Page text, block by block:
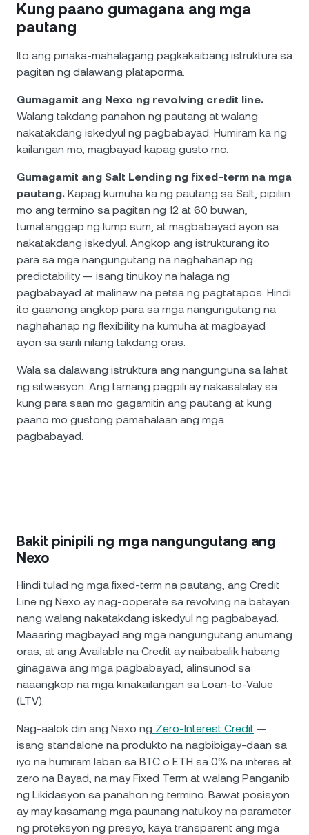
Kung paano gumagana ang mga
pautang
Ito ang pinaka-mahalagang pagkakaibang istruktura sa
pagitan ng dalawang plataporma.
Gumagamit ang Nexo ng revolving credit line.
Walang takdang panahon ng pautang at walang
nakatakdang iskedyul ng pagbabayad. Humiram ka ng
kailangan mo, magbayad kapag gusto mo.
Gumagamit ang Salt Lending ng fixed-term na mga
pautang. Kapag kumuha ka ng pautang sa Salt, pipiliin
mo ang termino sa pagitan ng 12 at 60 buwan,
tumatanggap ng lump sum, at magbabayad ayon sa
nakatakdang iskedyul. Angkop ang istrukturang ito
para sa mga nangungutang na naghahanap ng
predictability — isang tinukoy na halaga ng
pagbabayad at malinaw na petsa ng pagtatapos. Hindi
ito gaanong angkop para sa mga nangungutang na
naghahanap ng flexibility na kumuha at magbayad
ayon sa sarili nilang takdang oras.
Wala sa dalawang istruktura ang nangunguna sa lahat
ng sitwasyon. Ang tamang pagpili ay nakasalalay sa
kung para saan mo gagamitin ang pautang at kung
paano mo gustong pamahalaan ang mga
pagbabayad.
Bakit pinipili ng mga nangungutang ang
Nexo
Hindi tulad ng mga fixed-term na pautang, ang Credit
Line ng Nexo ay nag-ooperate sa revolving na batayan
nang walang nakatakdang iskedyul ng pagbabayad.
Maaaring magbayad ang mga nangungutang anumang
oras, at ang Available na Credit ay naibabalik habang
ginagawa ang mga pagbabayad, alinsunod sa
naaangkop na mga kinakailangan sa Loan-to-Value
(LTV).
Nag-aalok din ang Nexo ng Zero-Interest Credit —
isang standalone na produkto na nagbibigay-daan sa
iyo na humiram laban sa BTC o ETH sa 0% na interes at
zero na Bayad, na may Fixed Term at walang Panganib
ng Likidasyon sa panahon ng termino. Bawat posisyon
ay may kasamang mga paunang natukoy na parameter
ng proteksyon ng presyo, kaya transparent ang mga